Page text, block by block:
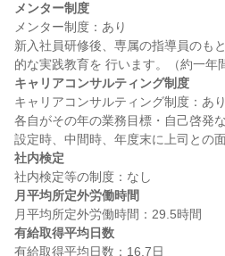
メンター制度
メンター制度：あり
新入社員研修後、専属の指導員のも
キャリアコンサルティング制度
キャリアコンサルティング制度：あり
各自がその年の業務目標・自己啓発
社内検定
月平均所定外労働時間
有給取得平均日数